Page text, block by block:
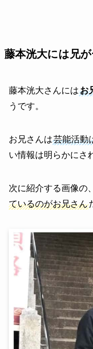
藤本洸大には兄が
藤本洸大さんにはお
うです。
お兄さんは芸能活動
い情報は明らかにさ
次に紹介する画像の、
ているのがお兄さん